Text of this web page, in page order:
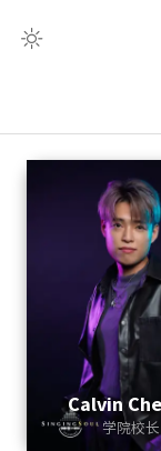
Calvin
学院校长